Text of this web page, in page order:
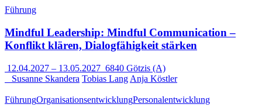
Führung
Mindful Leadership: Mindful Communication –
Konflikt klären, Dialogfähigkeit stärken
12.04.2027 – 13.05.2027 6840 Götzis (A)
Susanne Skandera Tobias Lang Anja Köstler
FührungOrganisationsentwicklungPersonalentwicklung